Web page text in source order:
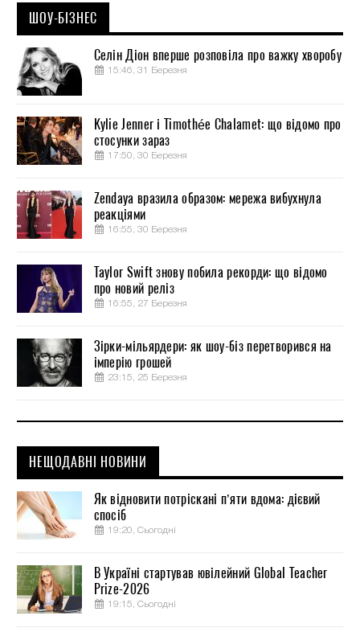
ШОУ-БІЗНЕС
Селін Діон вперше розповіла про важку хворобу
15:46, 31 Березня
Kylie Jenner і Timothée Chalamet: що відомо про
стосунки зараз
17:50, 30 Березня
Zendaya вразила образом: мережа вибухнула
реакціями
16:55, 30 Березня
Taylor Swift знову побила рекорди: що відомо
про новий реліз
16:55, 27 Березня
Зірки-мільярдери: як шоу-біз перетворився на
імперію грошей
23:15, 25 Березня
НЕЩОДАВНІ НОВИНИ
Як відновити потріскані п’яти вдома: дієвий
спосіб
19:20, Сьогодні
В Україні стартував ювілейний Global Teacher
Prize-2026
19:15, Сьогодні